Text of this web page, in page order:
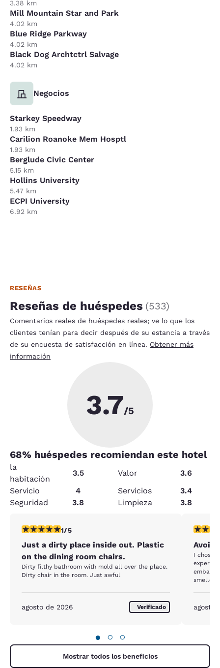
3.38 km
Mill Mountain Star and Park
4.02 km
Blue Ridge Parkway
4.02 km
Black Dog Archtctrl Salvage
4.02 km
Negocios
Starkey Speedway
1.93 km
Carilion Roanoke Mem Hosptl
1.93 km
Berglude Civic Center
5.15 km
Hollins University
5.47 km
ECPI University
6.92 km
RESEÑAS
Reseñas de huéspedes (533)
Comentarios reales de huéspedes reales; ve lo que los
clientes tenían para decir después de su estancia a través
de su encuesta de satisfacción en línea. Obtener más
información
3.7/5
68% huéspedes recomiendan este hotel
la
habitación
3.5 Valor
3.6
Servicio
4 Servicios
3.4
Seguridad
3.8 Limpieza 3.8
calificación de 1 estrella. Feria. 1 reseña
1/5
Just a dirty place inside out. Plastic
on the dining room chairs.
Dirty filthy bathroom with mold all over the place.
Dirty chair in the room. Just awful
agosto de 2026 Verificado
Avoid
I chose
smelled
the
towels
feel I
agosto
● ○ ○
Mostrar todos los beneficios